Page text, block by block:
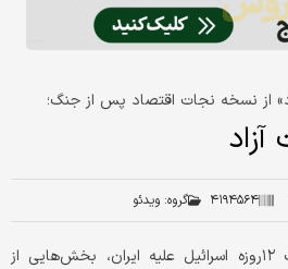
از نسخه نجات اقتصاد پس از جنگ؛
آزاد
۴۱۹۴۵۶۴ گروه: ویدئو
دنیای اقتصاد: با پایان جنگ ۱۲روزه اسرائیل علیه ایران، بخش‌هایی از